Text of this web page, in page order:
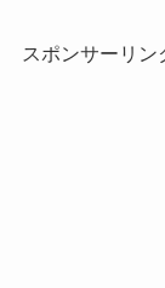
スポンサーリン